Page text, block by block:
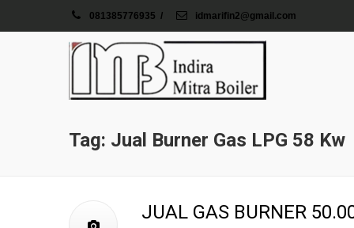
081385776935 / idmarifin2@gmail.com
Tag: Jual Burner Gas LPG 58 Kw
JUAL GAS BURNER